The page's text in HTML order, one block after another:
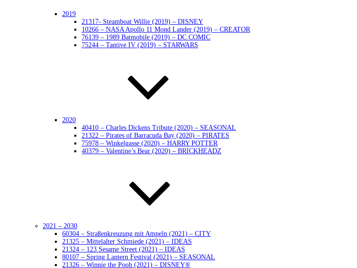
2019
21317- Steamboat Willie (2019) – DISNEY
10266 – NASA Apollo 11 Mond Lander (2019) – CREATOR
76139 – 1989 Batmobile (2019) – DC COMIC
75244 – Tantive IV (2019) – STARWARS
2020
40410 – Charles Dickens Tribute (2020) – SEASONAL
21322 – Pirates of Barracuda Bay (2020) – PIRATES
75978 – Winkelgasse (2020) – HARRY POTTER
40379 – Valentine’s Bear (2020) – BRICKHEADZ
2021 – 2030
60304 – Straßenkreuzung mit Ampeln (2021) – CITY
21325 – Mittelalter Schmiede (2021) – IDEAS
21324 – 123 Sesame Street (2021) – IDEAS
80107 – Spring Lantern Festival (2021) – SEASONAL
21326 – Winnie the Pooh (2021) – DISNEY®